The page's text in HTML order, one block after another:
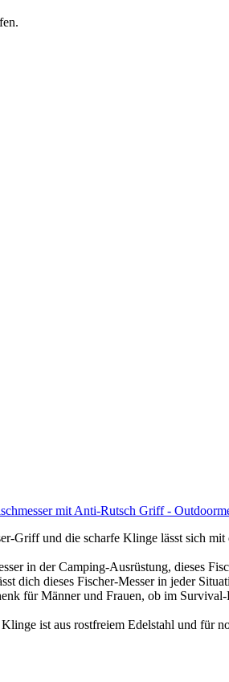
mit Anti-Rutsch Griff -
und die scharfe Klinge lässt sich mit
in der Camping-Ausrüstung, dieses
dieses Fischer-Messer in jeder
für Männer und Frauen, ob im
ist aus rostfreiem Edelstahl und für